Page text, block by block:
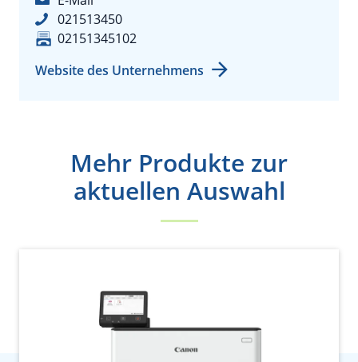
021513450
02151345102
Website des Unternehmens
Mehr Produkte zur
aktuellen Auswahl